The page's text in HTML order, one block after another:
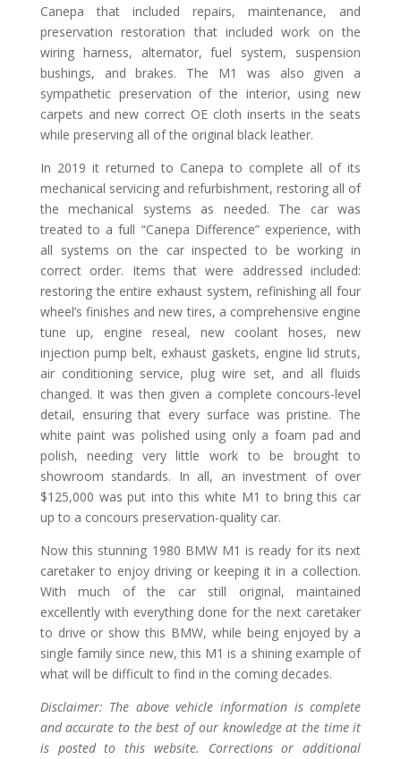
Canepa that included repairs, maintenance, and
preservation restoration that included work on the
wiring harness, alternator, fuel system, suspension
bushings, and brakes. The M1 was also given a
sympathetic preservation of the interior, using new
carpets and new correct OE cloth inserts in the seats
while preserving all of the original black leather.
In 2019 it returned to Canepa to complete all of its
mechanical servicing and refurbishment, restoring all of
the mechanical systems as needed. The car was
treated to a full “Canepa Difference” experience, with
all systems on the car inspected to be working in
correct order. Items that were addressed included:
restoring the entire exhaust system, refinishing all four
wheel’s finishes and new tires, a comprehensive engine
tune up, engine reseal, new coolant hoses, new
injection pump belt, exhaust gaskets, engine lid struts,
air conditioning service, plug wire set, and all fluids
changed. It was then given a complete concours-level
detail, ensuring that every surface was pristine. The
white paint was polished using only a foam pad and
polish, needing very little work to be brought to
showroom standards. In all, an investment of over
$125,000 was put into this white M1 to bring this car
up to a concours preservation-quality car.
Now this stunning 1980 BMW M1 is ready for its next
caretaker to enjoy driving or keeping it in a collection.
With much of the car still original, maintained
excellently with everything done for the next caretaker
to drive or show this BMW, while being enjoyed by a
single family since new, this M1 is a shining example of
what will be difficult to find in the coming decades.
Disclaimer: The above vehicle information is complete
and accurate to the best of our knowledge at the time it
is posted to this website. Corrections or additional